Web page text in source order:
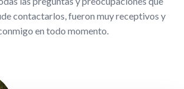
contactarlos, fueron muy receptivos y
en todo momento.